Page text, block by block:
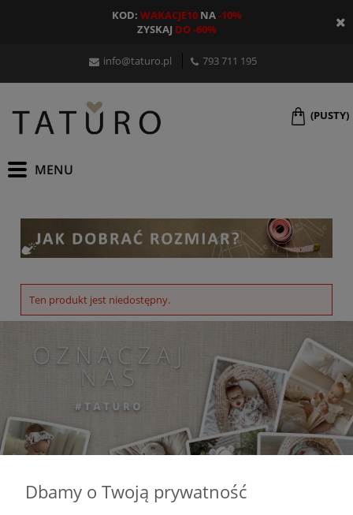
KOD: WAKACJE10 NA-10%
ZYSKAJ DO -60%
info@taturo.pl 793 711 195
(PUSTY)
Ten produkt jest niedostępny.
Dbamy o Twoją prywatność